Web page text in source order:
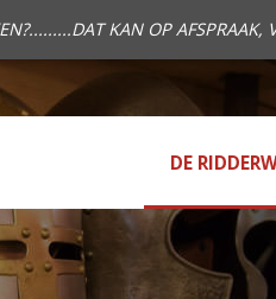
KAN OP
DE